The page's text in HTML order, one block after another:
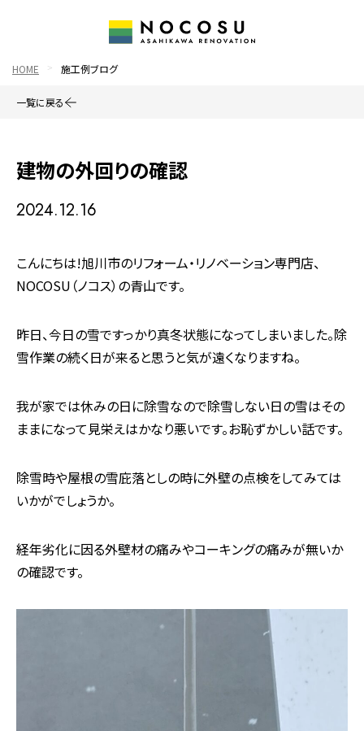
HOME 施工例ブログ
一覧に戻る
建物の外回りの確認
2024.12.16
こんにちは!旭川市のリフォーム・リノベーション専門店、
NOCOSU（ノコス）の青山です。
昨日、今日の雪ですっかり真冬状態になってしまいました。除
雪作業の続く日が来ると思うと気が遠くなりますね。
我が家では休みの日に除雪なので除雪しない日の雪はその
ままになって見栄えはかなり悪いです。お恥ずかしい話です。
除雪時や屋根の雪庇落としの時に外壁の点検をしてみては
いかがでしょうか。
経年劣化に因る外壁材の痛みやコーキングの痛みが無いか
の確認です。